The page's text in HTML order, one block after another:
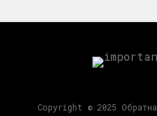
Copyright © 2025